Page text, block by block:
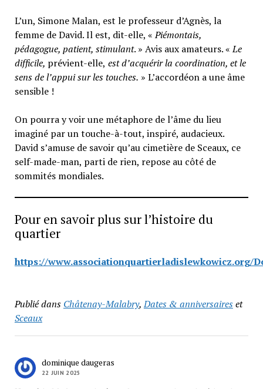
L’un, Simone Malan, est le professeur d’Agnès, la
femme de David. Il est, dit-elle, «Piémontais,
pédagogue, patient, stimulant. » Avis aux amateurs. «Le
difficile, prévient-elle, est d’acquérir la coordination, et le
sens de l’appui sur les touches. » L’accordéon a une âme
sensible !
On pourra y voir une métaphore de l’âme du lieu
imaginé par un touche-à-tout, inspiré, audacieux.
David s’amuse de savoir qu’au cimetière de Sceaux, ce
self-made-man, parti de rien, repose au côté de
sommités mondiales.
Pour en savoir plus sur l’histoire du
quartier
https://www.associationquartierladislewkowicz.org/
Publié dans Châtenay-Malabry,Dates & anniversaireset
Sceaux
dominique daugeras
22 JUIN 2025